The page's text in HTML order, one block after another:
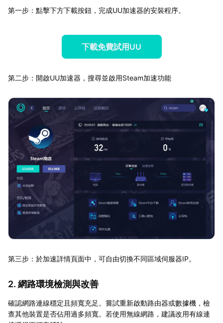
第一步：點擊下方下載按鈕，完成UU加速器的安裝程序。
下載免費試用UU
第二步：開啟UU加速器，搜尋並啟用Steam加速功能
第三步：於加速詳情頁面中，可自由切換不同區域伺服器IP。
2. 網路環境檢測與改善
確認網路連線穩定且頻寬充足。嘗試重新啟動路由器或數據機，檢
查其他裝置是否佔用過多頻寬。若使用無線網路，建議改用有線連